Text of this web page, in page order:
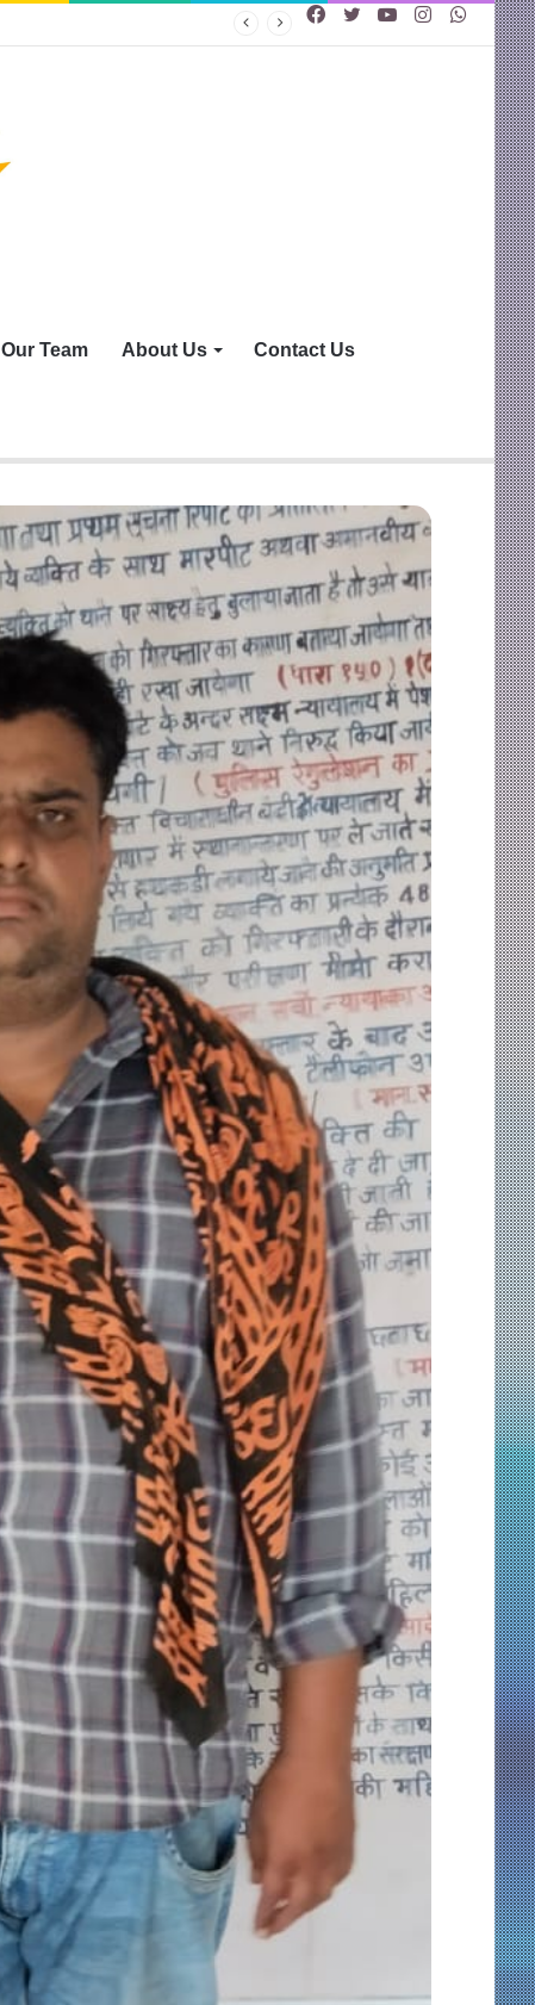
Instagram
YouTube
Twitter
Facebook
Our Team About Us Contact Us